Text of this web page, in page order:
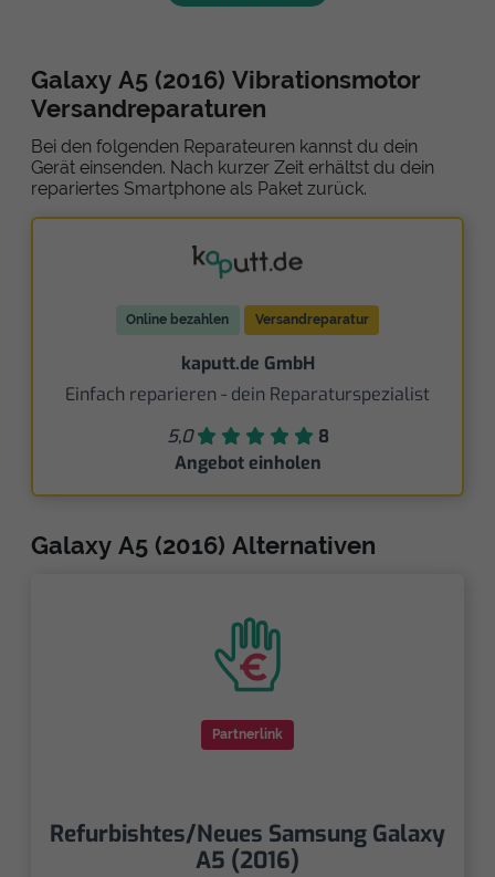
Galaxy A5 (2016) Vibrationsmotor
Versandreparaturen
Bei den folgenden Reparateuren kannst du dein
Gerät einsenden. Nach kurzer Zeit erhältst du dein
repariertes Smartphone als Paket zurück.
Online bezahlen Versandreparatur
kaputt.de GmbH
Einfach reparieren - dein Reparaturspezialist
5,0
8
Angebot einholen
Galaxy A5 (2016) Alternativen
Partnerlink
Refurbishtes/Neues Samsung Galaxy
A5 (2016)